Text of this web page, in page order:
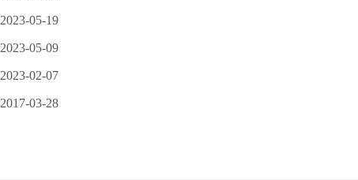
2023-05-19
2023-05-09
2023-02-07
2017-03-28